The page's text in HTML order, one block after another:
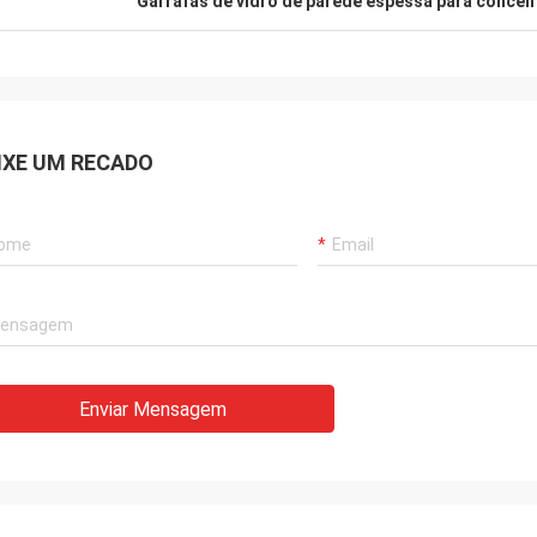
UM RECADO
Enviar Mensagem